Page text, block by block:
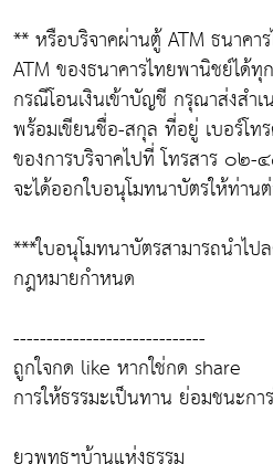
** หรือบริจาคผ่านตู้ ATM ธนาค
ATM ของธนาคารไทยพานิชย์ได้ทุ
กรณีโอนเงินเข้าบัญชี กรุณาส่งสำเ
พร้อมเขียนชื่อ-สกุล ที่อยู่ เบอร์โ
ของการบริจาคไปที่ โทรสาร ๐
จะได้ออกใบอนุโมทนาบัตรให้ท่าน
***ใบอนุโมทนาบัตรสามารถนำไ
กฎหมายกำหนด
-----------------------------
ถูกใจกด like หากใช่กด share
การให้ธรรมะเป็นทาน ย่อมชนะกา